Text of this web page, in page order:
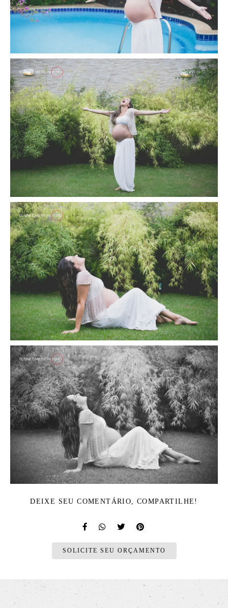
DEIXE SEU COMENTÁRIO, COMPARTILHE!
SOLICITE SEU ORÇAMENTO